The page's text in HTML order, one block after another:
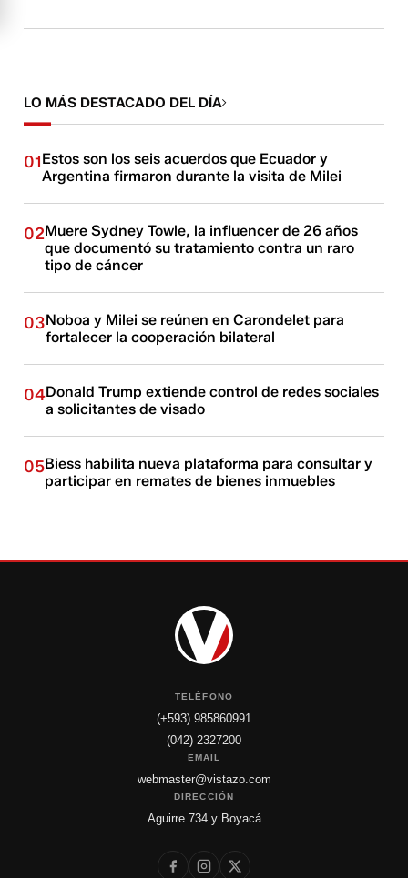
LO MÁS DESTACADO DEL DÍA
01Estos son los seis acuerdos que Ecuador y
Argentina firmaron durante la visita de Milei
02Muere Sydney Towle, la influencer de 26 años
que documentó su tratamiento contra un raro
tipo de cáncer
03Noboa y Milei se reúnen en Carondelet para
fortalecer la cooperación bilateral
04Donald Trump extiende control de redes sociales
a solicitantes de visado
05Biess habilita nueva plataforma para consultar y
participar en remates de bienes inmuebles
TELÉFONO
(+593) 985860991
(042) 2327200
EMAIL
webmaster@vistazo.com
DIRECCIÓN
Aguirre 734 y Boyacá